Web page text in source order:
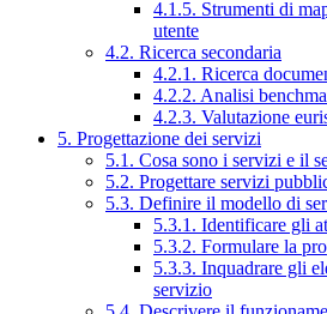
4.1.5. Strumenti di
utente
4.2. Ricerca secondaria
4.2.1. Ricerca
4.2.2. Analisi
4.2.3. Valutazione
5. Progettazione dei servizi
5.1. Cosa sono i servizi e il
5.2. Progettare servizi
5.3. Definire il modello di
5.3.1. Identificare gli
5.3.2. Formulare la
5.3.3. Inquadrare gli
servizio